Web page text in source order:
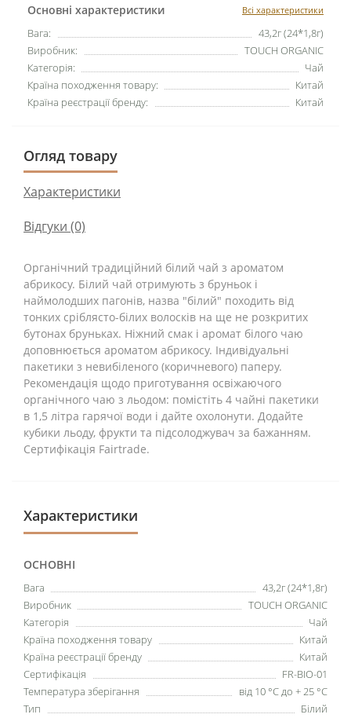
Основні характеристики Всі характеристики
Вага:
43,2г (24*1,8г)
Виробник:
TOUCH ORGANIC
Категорія:
Чай
Країна походження товару:
Китай
Країна реєстрації бренду:
Китай
Огляд товару
Характеристики
Відгуки (0)
Органічний традиційний білий чай з ароматом
абрикосу. Білий чай отримують з бруньок і
наймолодших пагонів, назва "білий" походить від
тонких сріблясто-білих волосків на ще не розкритих
бутонах бруньках. Ніжний смак і аромат білого чаю
доповнюється ароматом абрикосу. Індивідуальні
пакетики з невибіленого (коричневого) паперу.
Рекомендація щодо приготування освіжаючого
органічного чаю з льодом: помістіть 4 чайні пакетики
в 1,5 літра гарячої води і дайте охолонути. Додайте
кубики льоду, фрукти та підсолоджувач за бажанням.
Сертифікація Fairtrade.
Характеристики
ОСНОВНІ
Вага
43,2г (24*1,8г)
Виробник
TOUCH ORGANIC
Категорія
Чай
Країна походження товару
Китай
Країна реєстрації бренду
Китай
Сертифікація
FR-BIO-01
Температура зберігання
від 10 °С до + 25 °С
Тип
Білий